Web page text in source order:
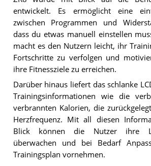
entwickelt. Es ermöglicht eine
zwischen Programmen und
dass du etwas manuell einstellen
macht es den Nutzern leicht, ihr
Fortschritte zu verfolgen und
ihre Fitnessziele zu erreichen.
Darüber hinaus liefert das schlanke
Trainingsinformationen wie die
verbrannten Kalorien, die
Herzfrequenz. Mit all diesen
Blick können die Nutzer ihre
überwachen und bei Bedarf
Trainingsplan vornehmen.